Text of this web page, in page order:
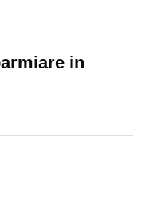
in